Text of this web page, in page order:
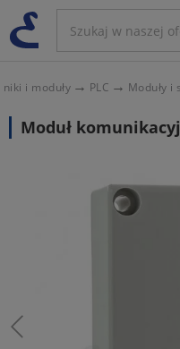
i moduły PLC Moduły i
Moduł